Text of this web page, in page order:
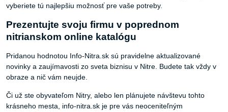
vyberiete tú najlepšiu možnosť pre vaše potreby.
Prezentujte svoju firmu v poprednom
nitrianskom online katalógu
Pridanou hodnotou Info-Nitra.sk sú pravidelne aktualizované
novinky a zaujímavosti zo sveta biznisu v Nitre. Budete tak vždy v
obraze a nič vám neujde.
Či už ste obyvateľom Nitry, alebo len plánujete návštevu tohto
krásneho mesta, info-nitra.sk je pre vás neoceniteľným